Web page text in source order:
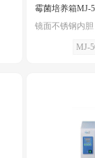
霉菌培养箱MJ-
镜面不锈钢内
MJ-